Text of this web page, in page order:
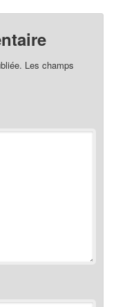
Les champs